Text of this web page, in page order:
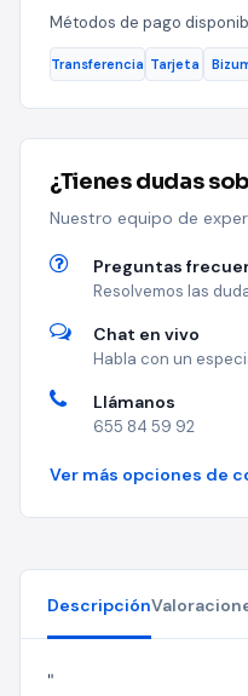
Métodos de pago
Transferencia Tarjeta
¿Tienes dudas
Nuestro equipo de
Preguntas
Resolvemos las
Chat en vivo
Habla con un
Llámanos
655 84 59 92
Ver más opciones de
Descripción
"